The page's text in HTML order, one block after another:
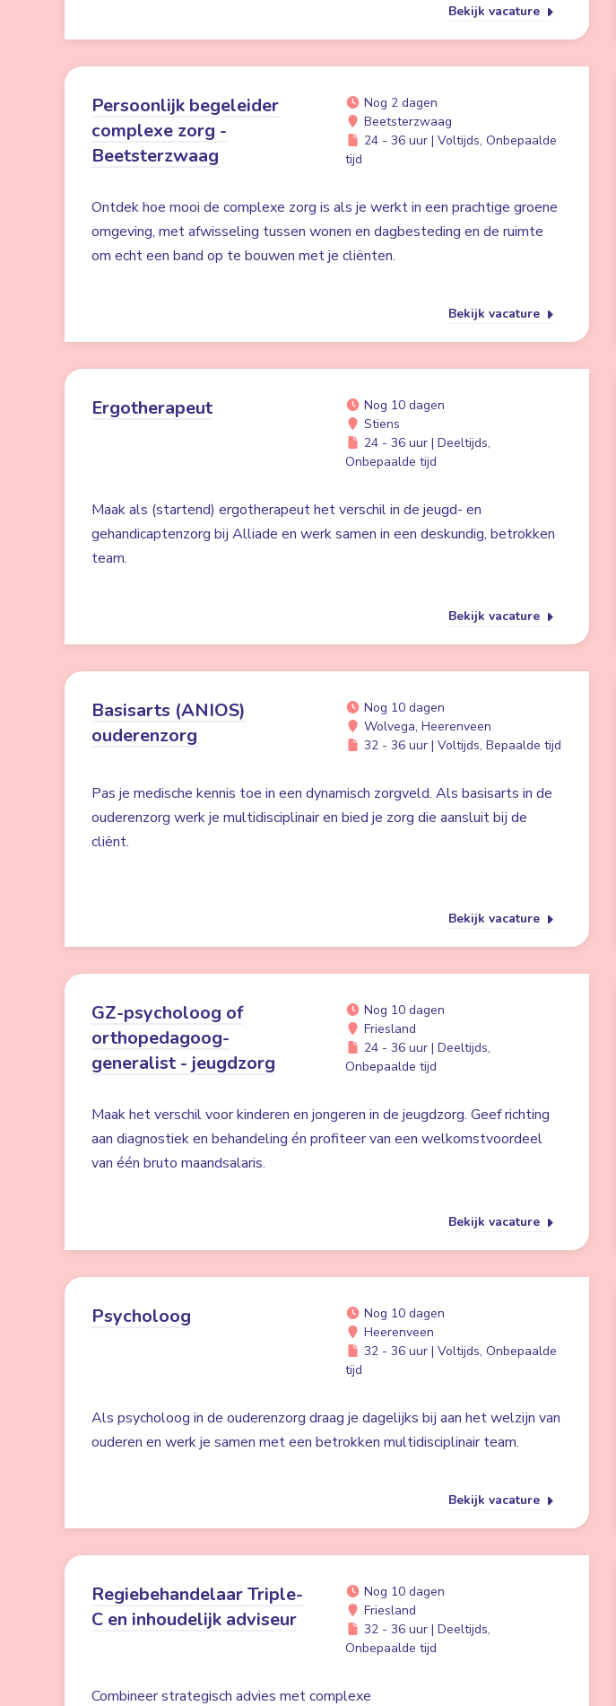
Bekijk vacature
Persoonlijk begeleider
complexe zorg -
Beetsterzwaag
Nog 2 dagen
Beetsterzwaag
24 - 36 uur | Voltijds, Onbepaalde
tijd
Ontdek hoe mooi de complexe zorg is als je werkt in een prachtige groene
omgeving, met afwisseling tussen wonen en dagbesteding en de ruimte
om echt een band op te bouwen met je cliënten.
Bekijk vacature
Ergotherapeut
Nog 10 dagen
Stiens
24 - 36 uur | Deeltijds,
Onbepaalde tijd
Maak als (startend) ergotherapeut het verschil in de jeugd- en
gehandicaptenzorg bij Alliade en werk samen in een deskundig, betrokken
team.
Bekijk vacature
Basisarts (ANIOS)
ouderenzorg
Nog 10 dagen
Wolvega, Heerenveen
32 - 36 uur | Voltijds, Bepaalde tijd
Pas je medische kennis toe in een dynamisch zorgveld. Als basisarts in de
ouderenzorg werk je multidisciplinair en bied je zorg die aansluit bij de
cliënt.
Bekijk vacature
GZ-psycholoog of
orthopedagoog-
generalist - jeugdzorg
Nog 10 dagen
Friesland
24 - 36 uur | Deeltijds,
Onbepaalde tijd
Maak het verschil voor kinderen en jongeren in de jeugdzorg. Geef richting
aan diagnostiek en behandeling én profiteer van een welkomstvoordeel
van één bruto maandsalaris.
Bekijk vacature
Psycholoog
Nog 10 dagen
Heerenveen
32 - 36 uur | Voltijds, Onbepaalde
tijd
Als psycholoog in de ouderenzorg draag je dagelijks bij aan het welzijn van
ouderen en werk je samen met een betrokken multidisciplinair team.
Bekijk vacature
Regiebehandelaar Triple-
C en inhoudelijk adviseur
Nog 10 dagen
Friesland
32 - 36 uur | Deeltijds,
Onbepaalde tijd
Combineer strategisch advies met complexe